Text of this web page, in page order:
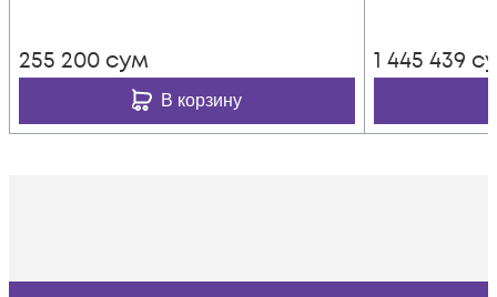
255 200 сум
В корзину
1 445 439